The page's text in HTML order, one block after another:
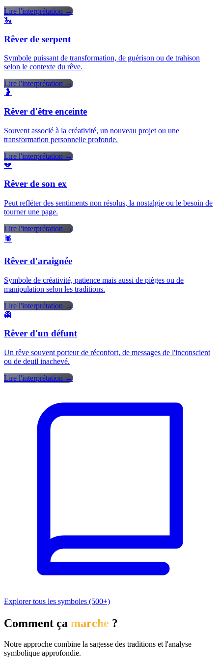
Lire l'interprétation →
🐍
Rêver de serpent
Symbole puissant de transformation, de guérison ou de trahison
selon le contexte du rêve.
Lire l'interprétation →
🤰
Rêver d'être enceinte
Souvent associé à la créativité, un nouveau projet ou une
transformation personnelle profonde.
Lire l'interprétation →
💔
Rêver de son ex
Peut refléter des sentiments non résolus, la nostalgie ou le besoin de
tourner une page.
Lire l'interprétation →
🕷️
Rêver d'araignée
Symbole de créativité, patience mais aussi de pièges ou de
manipulation selon les traditions.
Lire l'interprétation →
👻
Rêver d'un défunt
Un rêve souvent porteur de réconfort, de messages de l'inconscient
ou de deuil inachevé.
Lire l'interprétation →
Explorer tous les symboles (500+)
Comment ça marche ?
Notre approche combine la sagesse des traditions et l'analyse
symbolique approfondie.